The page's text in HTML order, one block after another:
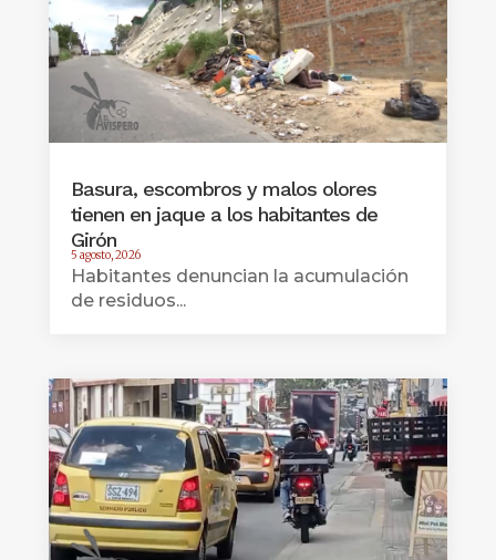
Basura, escombros y malos olores
tienen en jaque a los habitantes de
Girón
5 agosto, 2026
Habitantes denuncian la acumulación
de residuos...